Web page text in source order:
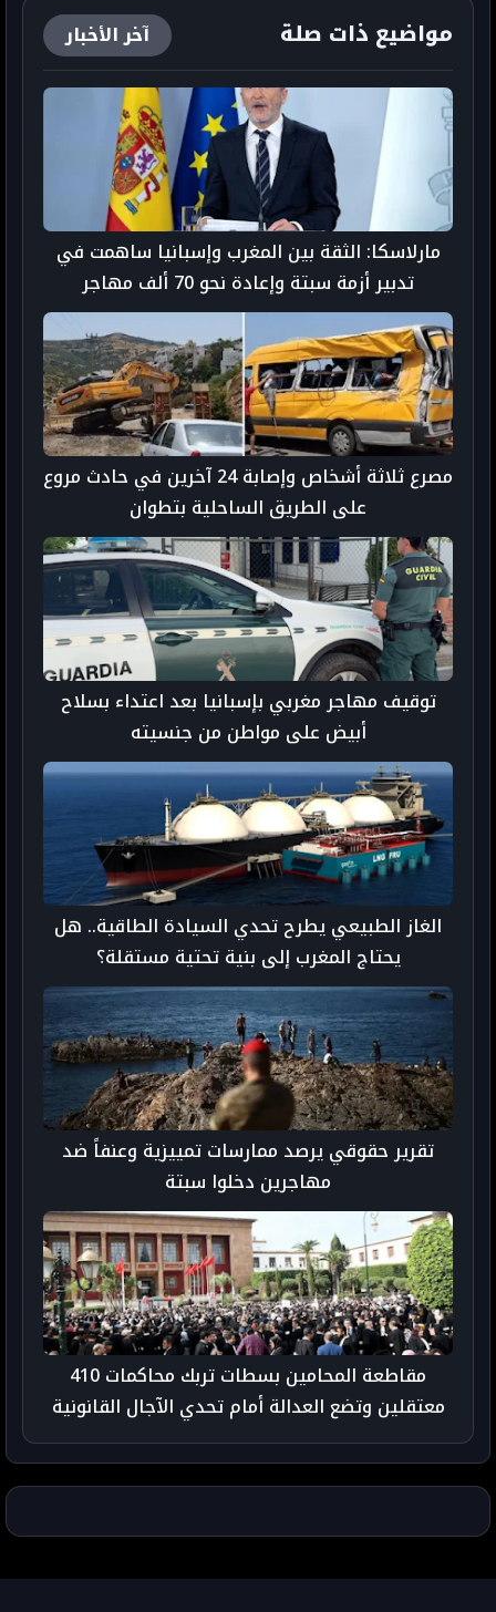
مواضيع ذات صلة آخر الأخبار
مارلاسكا: الثقة بين المغرب وإسبانيا ساهمت في
تدبير أزمة سبتة وإعادة نحو 70 ألف مهاجر
مصرع ثلاثة أشخاص وإصابة 24 آخرين في حادث مروع
على الطريق الساحلية بتطوان
توقيف مهاجر مغربي بإسبانيا بعد اعتداء بسلاح
أبيض على مواطن من جنسيته
الغاز الطبيعي يطرح تحدي السيادة الطاقية.. هل
يحتاج المغرب إلى بنية تحتية مستقلة؟
تقرير حقوقي يرصد ممارسات تمييزية وعنفاً ضد
مهاجرين دخلوا سبتة
مقاطعة المحامين بسطات تربك محاكمات 410
معتقلين وتضع العدالة أمام تحدي الآجال القانونية